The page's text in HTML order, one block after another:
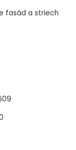
fasád a striech